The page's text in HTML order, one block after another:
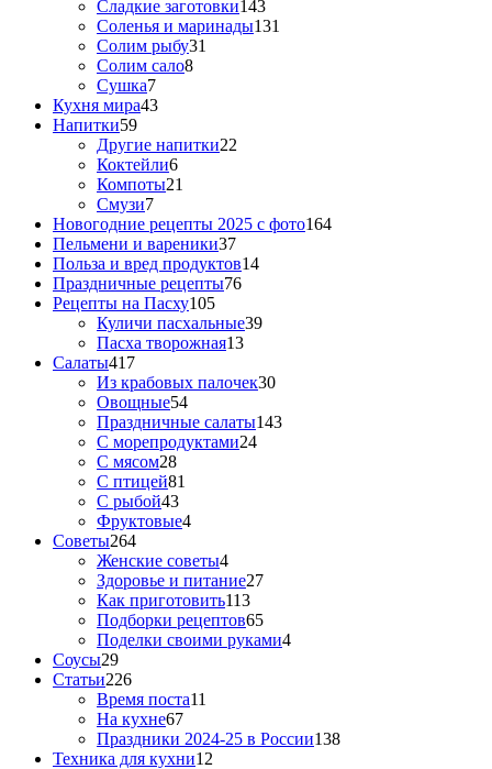
Сладкие заготовки143
Соленья и маринады131
Солим рыбу31
Солим сало8
Сушка7
Кухня мира43
Напитки59
Другие напитки22
Коктейли6
Компоты21
Смузи7
Новогодние рецепты 2025 с фото164
Пельмени и вареники37
Польза и вред продуктов14
Праздничные рецепты76
Рецепты на Пасху105
Куличи пасхальные39
Пасха творожная13
Салаты417
Из крабовых палочек30
Овощные54
Праздничные салаты143
С морепродуктами24
С мясом28
С птицей81
С рыбой43
Фруктовые4
Советы264
Женские советы4
Здоровье и питание27
Как приготовить113
Подборки рецептов65
Поделки своими руками4
Соусы29
Статьи226
Время поста11
На кухне67
Праздники 2024-25 в России138
Техника для кухни12